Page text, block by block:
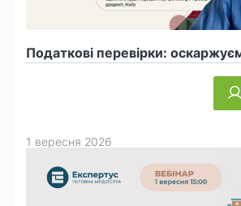
Податкові перевірки:
1 вересня 2026